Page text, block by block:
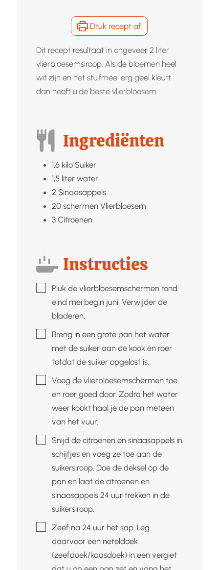
Druk recept af
Dit recept resultaat in ongeveer 2 liter
vlierbloesemsiroop. Als de bloemen heel
wit zijn en het stuifmeel erg geel kleurt
dan heeft u de beste vlierbloesem.
Ingrediënten
1,6 kilo Suiker
1,5 liter water
2 Sinaasappels
20 schermen Vlierbloesem
3 Citroenen
Instructies
▢Pluk de vlierbloesemschermen rond
eind mei begin juni. Verwijder de
bladeren.
▢Breng in een grote pan het water
met de suiker aan de kook en roer
totdat de suiker opgelost is.
▢Voeg de vlierbloesemschermen toe
en roer goed door. Zodra het water
weer kookt haal je de pan meteen
van het vuur.
▢Snijd de citroenen en sinaasappels in
schijfjes en voeg ze toe aan de
suikersiroop. Doe de deksel op de
pan en laat de citroenen en
sinaasappels 24 uur trekken in de
suikersiroop.
▢
Zeef na 24 uur het sap. Leg
daarvoor een neteldoek
(zeefdoek/kaasdoek) in een vergiet